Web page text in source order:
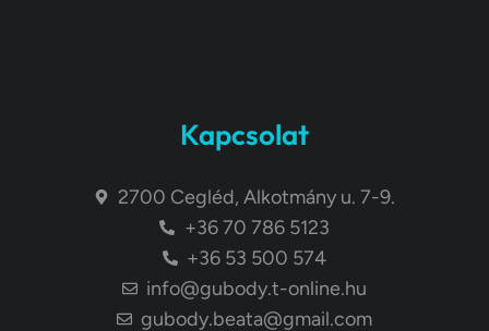
Kapcsolat
2700 Cegléd, Alkotmány u. 7-9.
+36 70 786 5123
+36 53 500 574
info@gubody.t-online.hu
gubody.beata@gmail.com